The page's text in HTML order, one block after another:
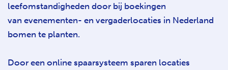
leefomstandigheden door bij boekingen
van evenementen- en vergaderlocaties in Nederland
bomen te planten.
Door een online spaarsysteem sparen locaties